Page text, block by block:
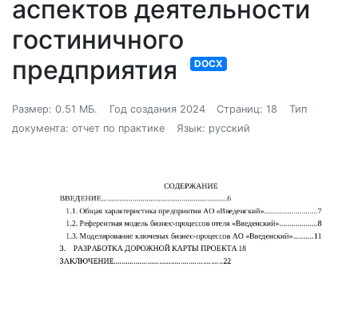
аспектов деятельности
гостиничного
предприятия
DOCX
Размер: 0.51 МБ. Год создания 2024 Страниц: 18
Тип
документа: отчет по практике
Язык: русский